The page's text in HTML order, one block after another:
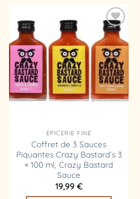
Ajouter
à la
liste
d’envies
EPICERIE FINE
Coffret de 3 Sauces
Piquantes Crazy Bastard’s 3
× 100 ml, Crazy Bastard
Sauce
19,99 €